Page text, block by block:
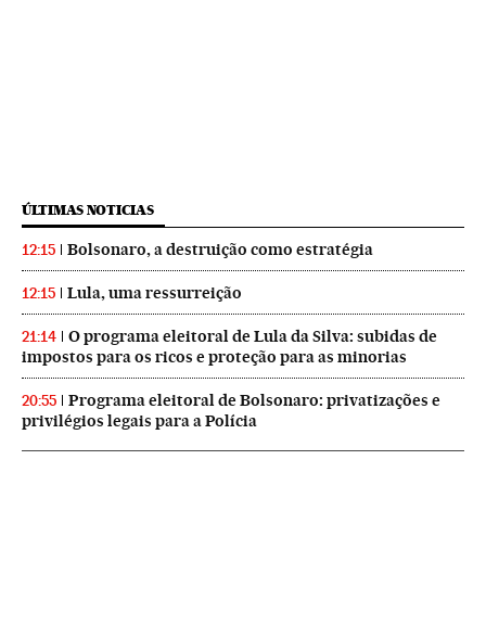
ÚLTIMAS NOTICIAS
12:15 Bolsonaro, a destruição como estratégia
12:15 Lula, uma ressurreição
21:14
O programa eleitoral de Lula da Silva: subidas de
impostos para os ricos e proteção para as minorias
20:55
Programa eleitoral de Bolsonaro: privatizações e
privilégios legais para a Polícia